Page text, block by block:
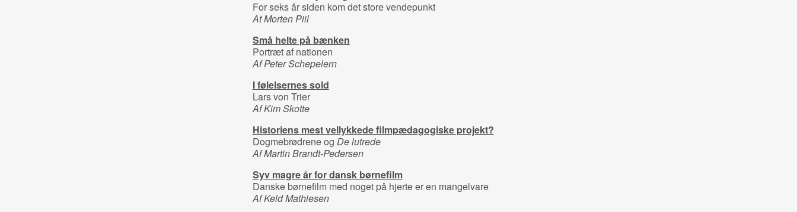
For seks år siden kom det store vendepunkt
At Morten Piil
Små helte på bænken
Portræt af nationen
Af Peter Schepelern
I følelsernes sold
Lars von Trier
Af Kim Skotte
Historiens mest vellykkede filmpædagogiske projekt?
Dogmebrødrene og De lutrede
Af Martin Brandt-Pedersen
Syv magre år for dansk børnefilm
Danske børnefilm med noget på hjerte er en mangelvare
Af Keld Mathiesen